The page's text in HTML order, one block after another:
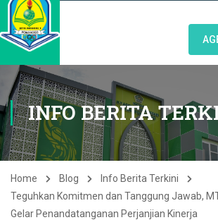
INFO BERITA
Home Blog
Info Berita Terkini
Teguhkan Komitmen dan Tanggung Jawab,
Gelar Penandatanganan Perjanjian Kinerja